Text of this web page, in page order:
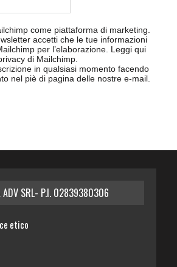
come piattaforma di marketing.
accetti che le tue informazioni
per l’elaborazione. Leggi qui
di Mailchimp.
in qualsiasi momento facendo
nel piè di pagina delle nostre e-mail.
ADV SRL- P.I. 02839380306
etico